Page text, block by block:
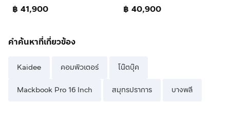
฿ 41,900 ฿ 40,900
คำค้นหาที่เกี่ยวข้อง
Kaidee คอมพิวเตอร์ โน๊ตบุ๊ค
Mackbook Pro 16 Inch สมุทรปราการ บางพลี